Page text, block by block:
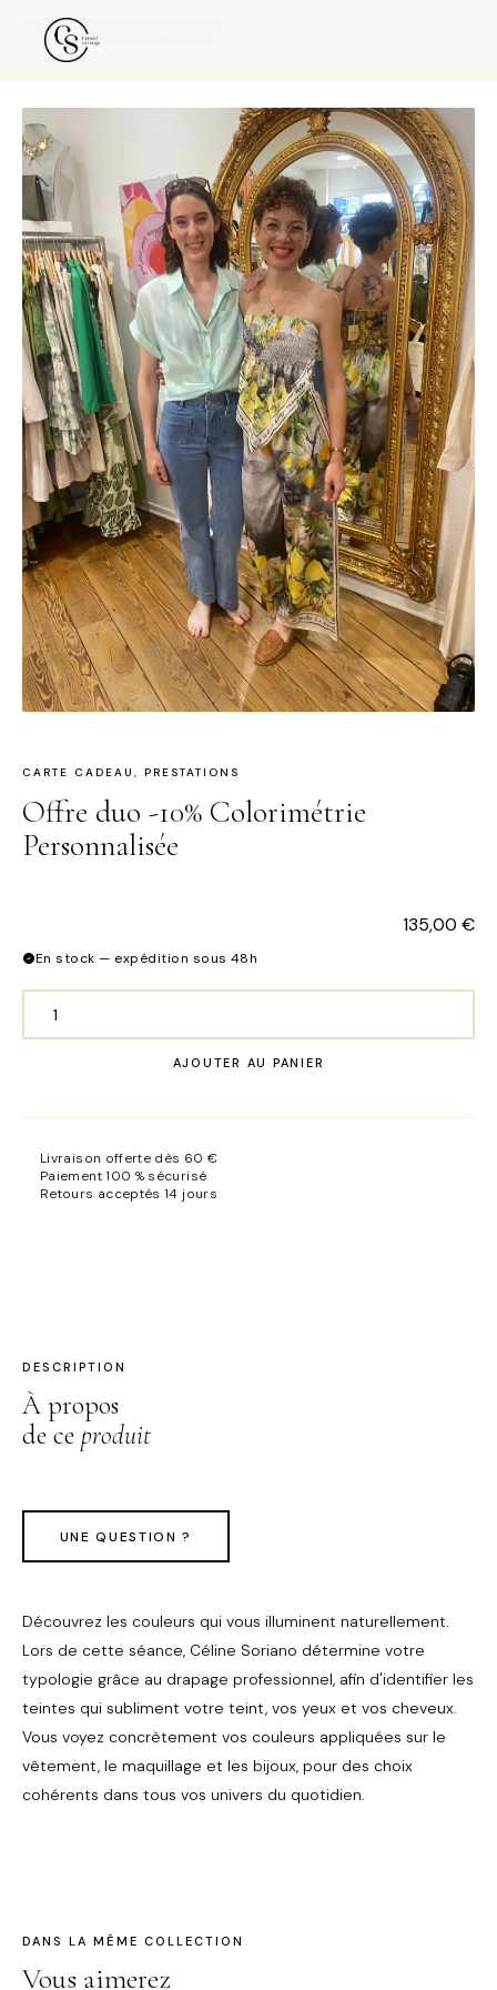
Accueil›Boutique
Offre duo -10% Colorimétrie Personnalisée
CARTE CADEAU , PRESTATIONS
Offre duo -10% Colorimétrie
Personnalisée
135,00 €
En stock — expédition sous 48h
quantité
-10%
Personnalisée
AJOUTER AU PANIER
Livraison offerte dès 60 €
Paiement 100 % sécurisé
Retours acceptés 14 jours
DESCRIPTION
À propos
de ce produit
UNE QUESTION ?
Découvrez les couleurs qui vous illuminent naturellement.
Lors de cette séance, Céline Soriano détermine votre
typologie grâce au drapage professionnel, afin d'identifier les
teintes qui subliment votre teint, vos yeux et vos cheveux.
Vous voyez concrètement vos couleurs appliquées sur le
vêtement, le maquillage et les bijoux, pour des choix
cohérents dans tous vos univers du quotidien.
DANS LA MÊME COLLECTION
Vous aimerez